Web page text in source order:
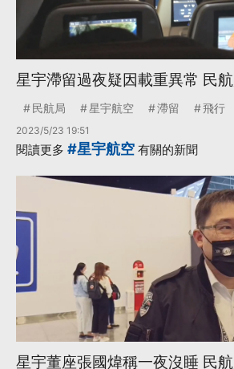
星宇滯留過夜疑因載重異常 民
民航局 星宇航空 滯留 飛行
2023/5/23 19:51
閱讀更多 #星宇航空 有關的新聞
星宇董座張國煒稱一夜沒睡 民